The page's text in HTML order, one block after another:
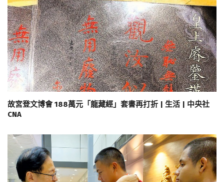
故宮登文博會 188萬元「龍藏經」套書再打折 | 生活 | 中央社
CNA